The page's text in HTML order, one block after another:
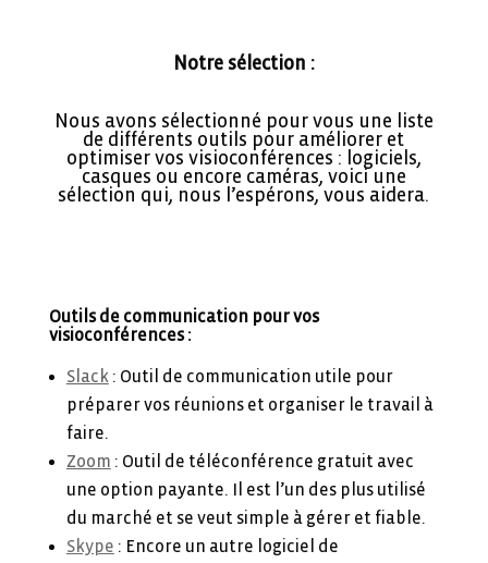
Notre sélection :
Nous avons sélectionné pour vous une liste
de différents outils pour améliorer et
optimiser vos visioconférences : logiciels,
casques ou encore caméras, voici une
sélection qui, nous l’espérons, vous aidera.
Outils de communication pour vos
visioconférences :
Slack: Outil de communication utile pour
préparer vos réunions et organiser le travail à
faire.
Zoom : Outil de téléconférence gratuit avec
une option payante. Il est l’un des plus utilisé
du marché et se veut simple à gérer et fiable.
Skype : Encore un autre logiciel de